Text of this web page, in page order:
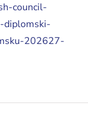
council-
diplomski-
202627-